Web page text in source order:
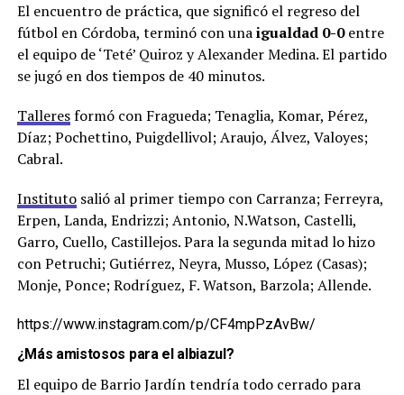
El encuentro de práctica, que significó el regreso del
fútbol en Córdoba, terminó con unaigualdad 0-0entre
el equipo de ‘Teté’ Quiroz y Alexander Medina. El partido
se jugó en dos tiempos de 40 minutos.
Talleresformó con Fragueda; Tenaglia, Komar, Pérez,
Díaz; Pochettino, Puigdellivol; Araujo, Álvez, Valoyes;
Cabral.
Institutosalió al primer tiempo con Carranza; Ferreyra,
Erpen, Landa, Endrizzi; Antonio, N.Watson, Castelli,
Garro, Cuello, Castillejos. Para la segunda mitad lo hizo
con Petruchi; Gutiérrez, Neyra, Musso, López (Casas);
Monje, Ponce; Rodríguez, F. Watson, Barzola; Allende.
https://www.instagram.com/p/CF4mpPzAvBw/
¿Más amistosos para el albiazul?
El equipo de Barrio Jardín tendría todo cerrado para